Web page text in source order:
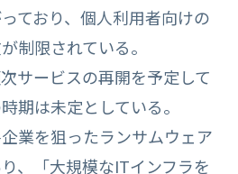
ており、個人利用者向けの
制限されている。
サービスの再開を予定して
期は未定としている。
業を狙ったランサムウェア
、「大規模なITインフラを